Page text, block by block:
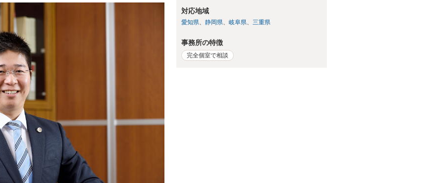
対応地域
愛知県 静岡県 岐阜県 三重県
事務所の特徴
完全個室で相談